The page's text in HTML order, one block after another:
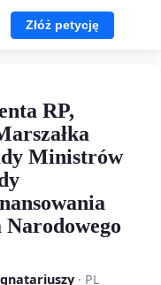
Złóż petycję
RP,
Ministrów
Narodowego
· PL